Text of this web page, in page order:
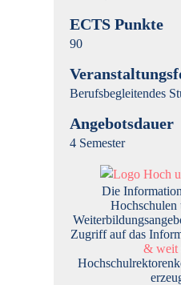
ECTS Punkte
90
Berufsbegleitendes
Angebotsdauer
4 Semester
Die
Hochschulen
Zugriff auf das
& weit